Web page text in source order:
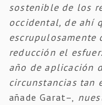
sostenible de los
occidental, de ahí
escrupulosamente
reducción el
año de aplicación
circunstancias tan
añade Garat–,